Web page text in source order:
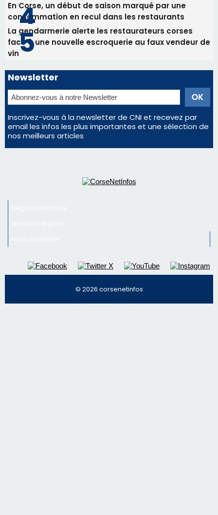
En Corse, un début de saison marqué par une
consommation en recul dans les restaurants
La gendarmerie alerte les restaurateurs corses
face à une nouvelle escroquerie au faux vendeur de
vin
Newsletter
Inscrivez-vous à la newsletter de CNI et recevez par
email les infos les plus importantes et une sélection de
nos meilleurs articles
© 2026 corsenetinfos